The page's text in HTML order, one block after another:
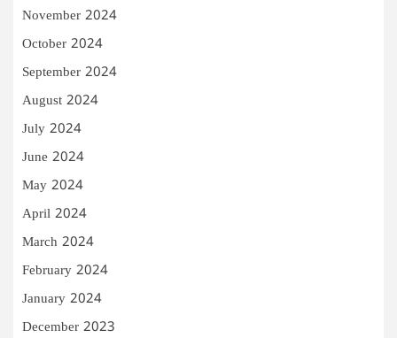
November 2024
October 2024
September 2024
August 2024
July 2024
June 2024
May 2024
April 2024
March 2024
February 2024
January 2024
December 2023